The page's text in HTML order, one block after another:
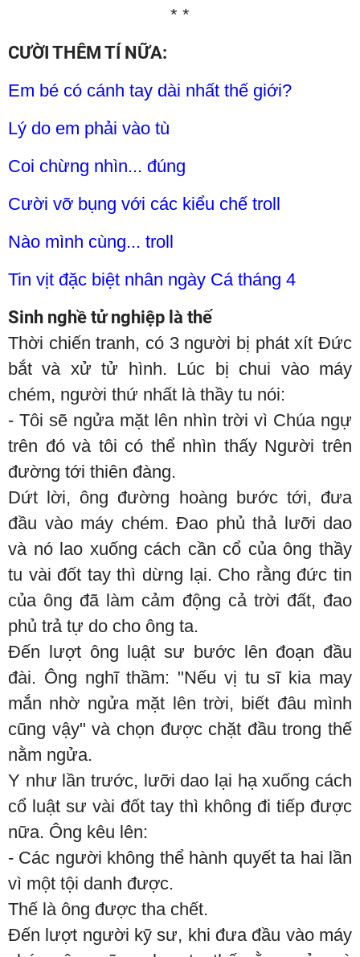
* *
CƯỜI THÊM TÍ NỮA:
Em bé có cánh tay dài nhất thế giới?
Lý do em phải vào tù
Coi chừng nhìn... đúng
Cười vỡ bụng với các kiểu chế troll
Nào mình cùng... troll
Tin vịt đặc biệt nhân ngày Cá tháng 4
Sinh nghề tử nghiệp là thế
Thời chiến tranh, có 3 người bị phát xít Đức
bắt và xử tử hình. Lúc bị chui vào máy
chém, người thứ nhất là thầy tu nói:
- Tôi sẽ ngửa mặt lên nhìn trời vì Chúa ngự
trên đó và tôi có thể nhìn thấy Người trên
đường tới thiên đàng.
Dứt lời, ông đường hoàng bước tới, đưa
đầu vào máy chém. Đao phủ thả lưỡi dao
và nó lao xuống cách cần cổ của ông thầy
tu vài đốt tay thì dừng lại. Cho rằng đức tin
của ông đã làm cảm động cả trời đất, đao
phủ trả tự do cho ông ta.
Đến lượt ông luật sư bước lên đoạn đầu
đài. Ông nghĩ thầm: "Nếu vị tu sĩ kia may
mắn nhờ ngửa mặt lên trời, biết đâu mình
cũng vậy" và chọn được chặt đầu trong thế
nằm ngửa.
Y như lần trước, lưỡi dao lại hạ xuống cách
cổ luật sư vài đốt tay thì không đi tiếp được
nữa. Ông kêu lên:
- Các người không thể hành quyết ta hai lần
vì một tội danh được.
Thế là ông được tha chết.
Đến lượt người kỹ sư, khi đưa đầu vào máy